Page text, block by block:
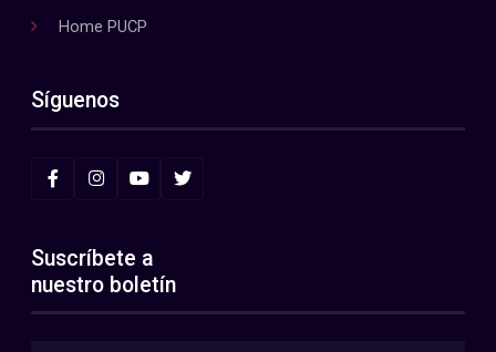
Home PUCP
Síguenos
Suscríbete a
nuestro boletín